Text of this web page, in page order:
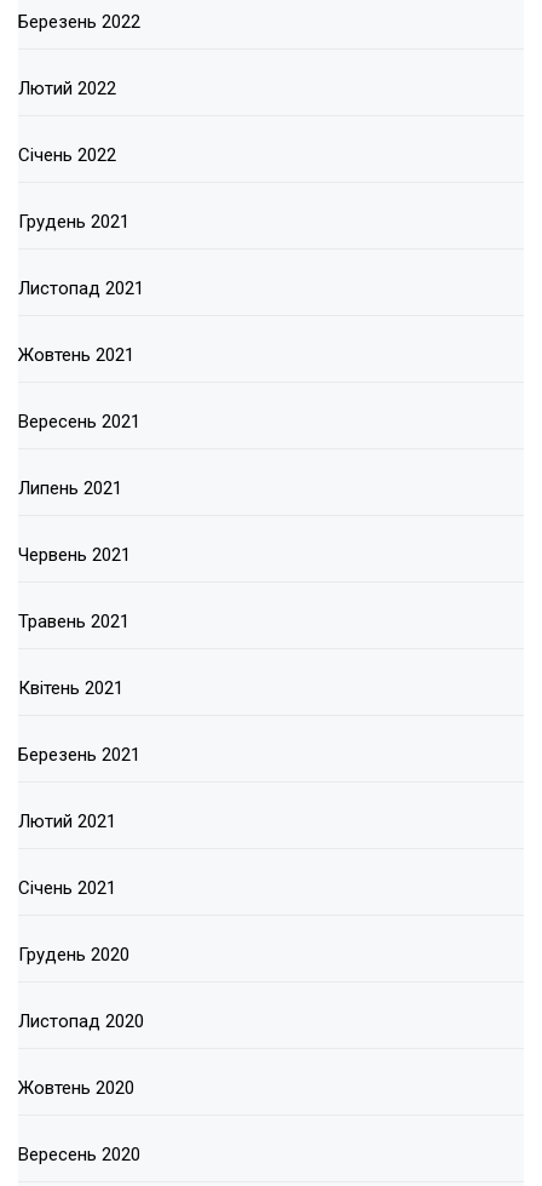
Березень 2022
Лютий 2022
Січень 2022
Грудень 2021
Листопад 2021
Жовтень 2021
Вересень 2021
Липень 2021
Червень 2021
Травень 2021
Квітень 2021
Березень 2021
Лютий 2021
Січень 2021
Грудень 2020
Листопад 2020
Жовтень 2020
Вересень 2020